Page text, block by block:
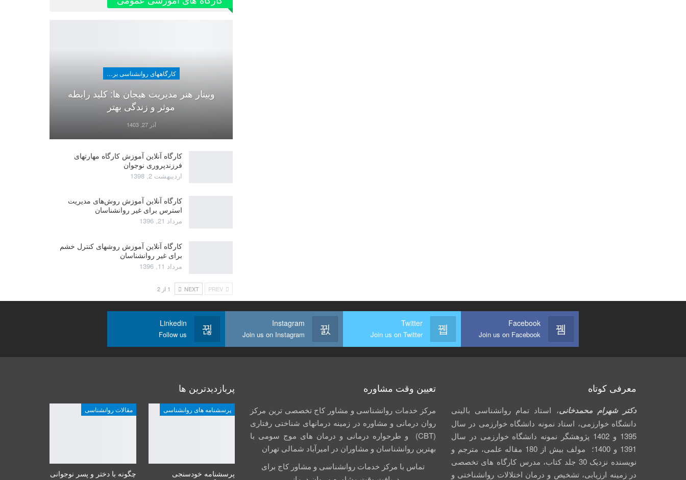
کارگاههای روانشناسی برای عموم
وبینار هنر مدیریت هیجان ها: کلید رابطه
موثر و زندگی بهتر
آذر 27, 1403
کارگاه آنلاین آموزش کارگاه مهارتهای
فرزندپروری نوجوان
اردیبهشت 2, 1398
کارگاه آنلاین آموزش روش‌های مدیریت
استرس برای غیر روانشناسان
مرداد 21, 1396
کارگاه آنلاین آموزش روشهای کنترل خشم
برای غیر روانشناسان
مرداد 11, 1396
NEXT 1 از 2
Facebook
Join us on Facebook
Twitter
Join us on Twitter
Instagram
Join us on Instagram
Linkedin
Follow us
معرفی کوتاه
دکتر شهرام محمدخانی، استاد تمام روانشناسی بالینی
دانشگاه خوارزمی، استاد نمونه دانشگاه خوارزمی در سال
1395 و 1402 پژوهشگر نمونه دانشگاه خوارزمی در سال
1391 و 1400؛ مولف بیش از 180 مقاله علمی، مترجم و
نویسنده نزدیک 30 جلد کتاب، مدرس کارگاه­ های تخصصی
در زمینه ارزیابی، تشخیص و درمان اختلالات روانشناختی و
تعیین وقت مشاوره
مرکز خدمات روانشناسی و مشاور کاج تخصصی‏ ترین مرکز
روان درمانی و مشاوره در زمینه درمان‏های شناختی رفتاری
(CBT) و طرحواره درمانی و درمان های موج سومی با
بهترین روانشناسان و مشاوران در امیرآباد شمالی تهران
تماس با مرکز خدمات روانشناسی و مشاور کاج برای
پربازدیدترین ها
پرسشنامه های روانشناسی
پرسشنامه خودسنجی
مقالات روانشناسی
چگونه با دختر و پسر نوجوانی